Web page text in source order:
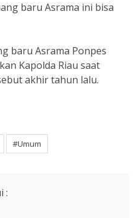
baru Asrama ini bisa
baru Asrama Ponpes
Kapolda Riau saat
akhir tahun lalu.
#Umum
: